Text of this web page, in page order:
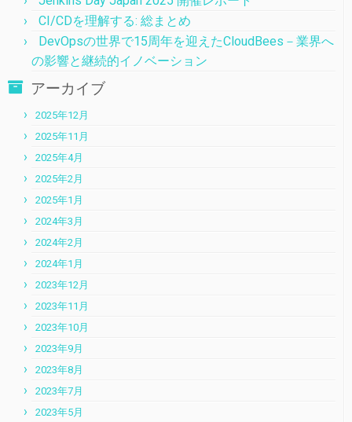
CI/CDを理解する: 総まとめ
DevOpsの世界で15周年を迎えたCloudBees－業界へ
の影響と継続的イノベーション
アーカイブ
2025年12月
2025年11月
2025年4月
2025年2月
2025年1月
2024年3月
2024年2月
2024年1月
2023年12月
2023年11月
2023年10月
2023年9月
2023年8月
2023年7月
2023年5月